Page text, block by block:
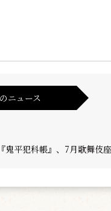
ニュース
鬼平犯科帳』、7月歌舞伎